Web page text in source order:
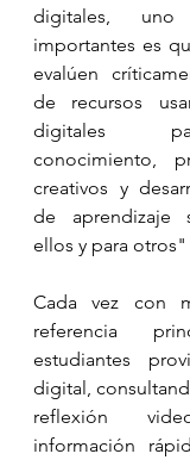
digitales,
importantes es
evalúen
de recursos
digitales
conocimiento,
creativos y
de aprendizaje
ellos y para otros"
Cada vez con
referencia
estudiantes
digital,
reflexión
información